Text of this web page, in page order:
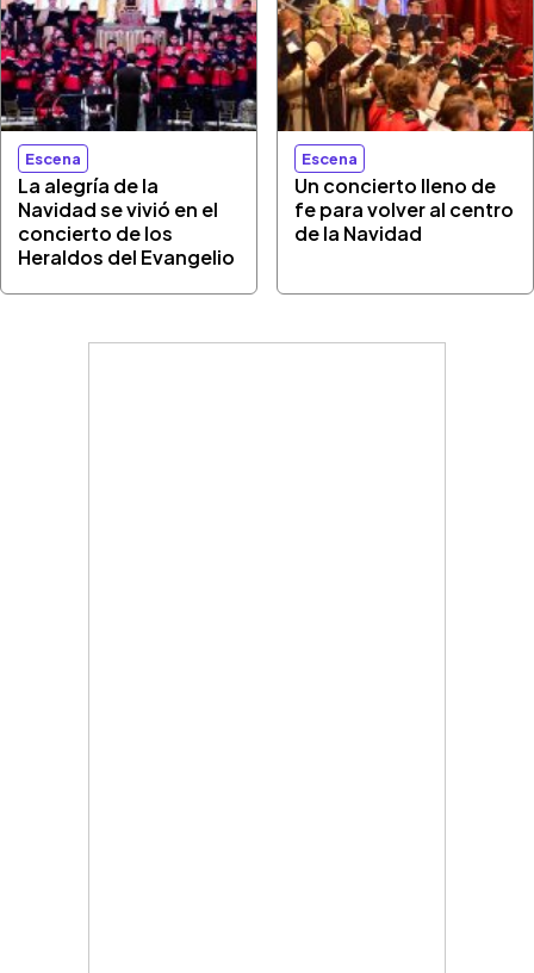
Escena
La alegría de la
Navidad se vivió en el
concierto de los
Heraldos del Evangelio
Escena
Un concierto lleno de
fe para volver al centro
de la Navidad